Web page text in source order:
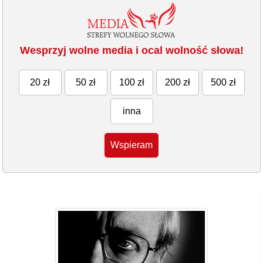
Wesprzyj wolne media i ocal wolność słowa!
20 zł 50 zł 100 zł 200 zł 500 zł
inna
Wspieram